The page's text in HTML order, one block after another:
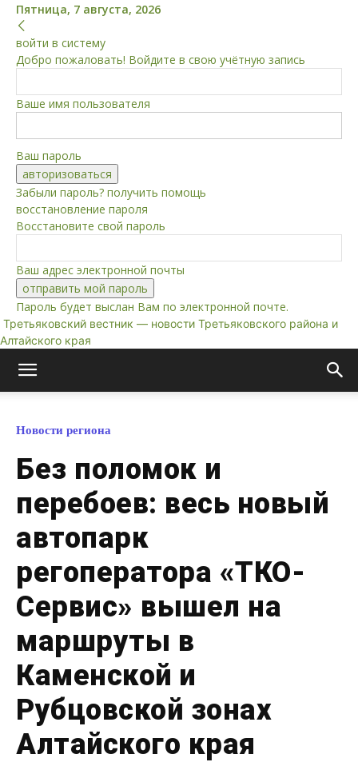
Пятница, 7 августа, 2026
войти в систему
Добро пожаловать! Войдите в свою учётную запись
Ваше имя пользователя
Ваш пароль
Забыли пароль? получить помощь
восстановление пароля
Восстановите свой пароль
Ваш адрес электронной почты
Пароль будет выслан Вам по электронной почте.
Третьяковский вестник — новости Третьяковского района и
Алтайского края
Новости региона
Без поломок и
перебоев: весь новый
автопарк
регоператора «ТКО-
Сервис» вышел на
маршруты в
Каменской и
Рубцовской зонах
Алтайского края